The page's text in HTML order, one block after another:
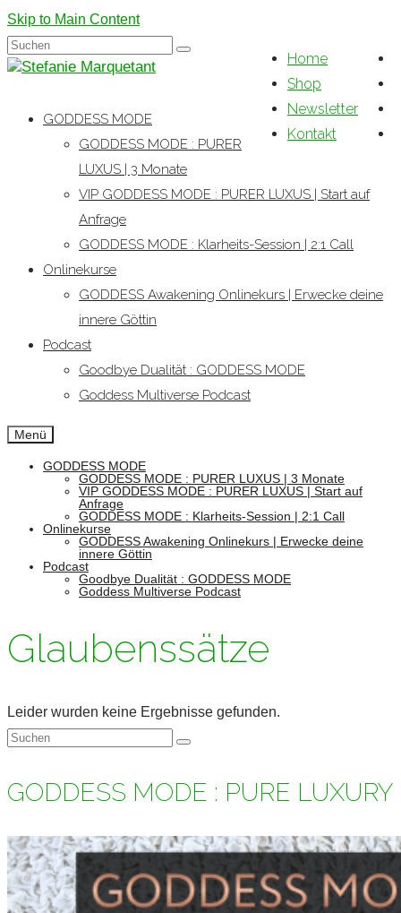
Skip to Main Content
Home
Shop
Newsletter
Kontakt
Suchen
nach:
GODDESS MODE
GODDESS MODE : PURER
LUXUS | 3 Monate
VIP GODDESS MODE : PURER LUXUS | Start auf
Anfrage
GODDESS MODE : Klarheits-Session | 2:1 Call
Onlinekurse
GODDESS Awakening Onlinekurs | Erwecke deine
innere Göttin
Podcast
Goodbye Dualität : GODDESS MODE
Goddess Multiverse Podcast
Menü
GODDESS MODE
GODDESS MODE : PURER LUXUS | 3 Monate
VIP GODDESS MODE : PURER LUXUS | Start auf
Anfrage
GODDESS MODE : Klarheits-Session | 2:1 Call
Onlinekurse
GODDESS Awakening Onlinekurs | Erwecke deine
innere Göttin
Podcast
Goodbye Dualität : GODDESS MODE
Goddess Multiverse Podcast
Glaubenssätze
Leider wurden keine Ergebnisse gefunden.
Suchen
GODDESS MODE : PURE LUXURY